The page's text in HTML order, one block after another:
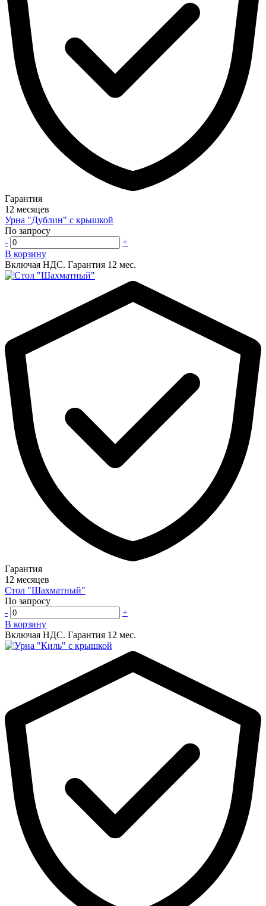
Гарантия
12 месяцев
Урна "Дублин" с крышкой
По запросу
-
+
В корзину
Включая НДС. Гарантия 12 мес.
Гарантия
12 месяцев
Стол "Шахматный"
По запросу
-
+
В корзину
Включая НДС. Гарантия 12 мес.